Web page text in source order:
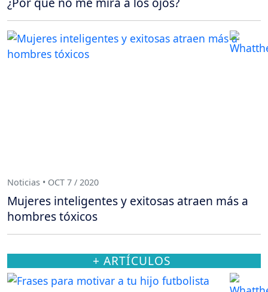
Noticias • OCT 7 / 2020
Mujeres inteligentes y exitosas atraen más a
hombres tóxicos
+ ARTÍCULOS